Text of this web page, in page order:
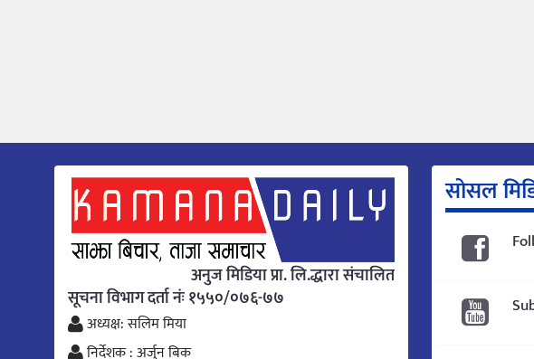
अनुज मिडिया प्रा. लि.द्धारा संचालित
सूचना विभाग दर्ता नंः १५५०/०७६-७७
अध्यक्ष: सलिम मिया
निर्देशक : अर्जुन बिक
सोसल